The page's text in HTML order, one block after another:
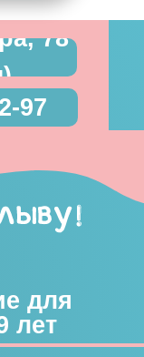
для
лет
78
97